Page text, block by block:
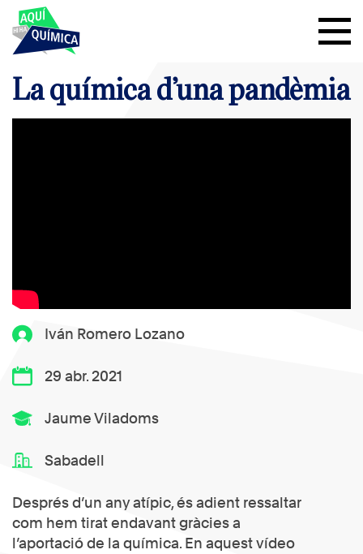
Iván Romero Lozano
29 abr. 2021
Jaume Viladoms
Sabadell
Després d’un any atípic, és adient ressaltar
com hem tirat endavant gràcies a
l’aportació de la química. En aquest vídeo
La química d’una pandèmia